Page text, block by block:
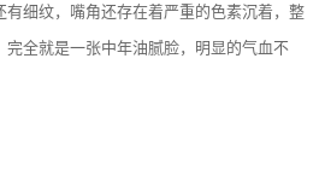
有细纹，嘴角还存在着严重的色素沉着，整
全就是一张中年油腻脸，明显的气血不